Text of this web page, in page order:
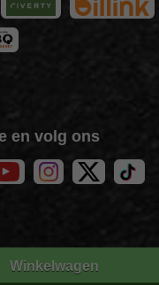
Winkelwagen
en volg ons
BBQuality